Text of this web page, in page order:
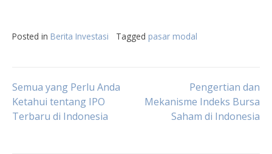
Posted in Berita Investasi Tagged pasar modal
Post
navigation
Semua yang Perlu Anda
Ketahui tentang IPO
Terbaru di Indonesia
Pengertian dan
Mekanisme Indeks Bursa
Saham di Indonesia